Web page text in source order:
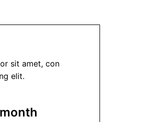
sit amet, con
elit.